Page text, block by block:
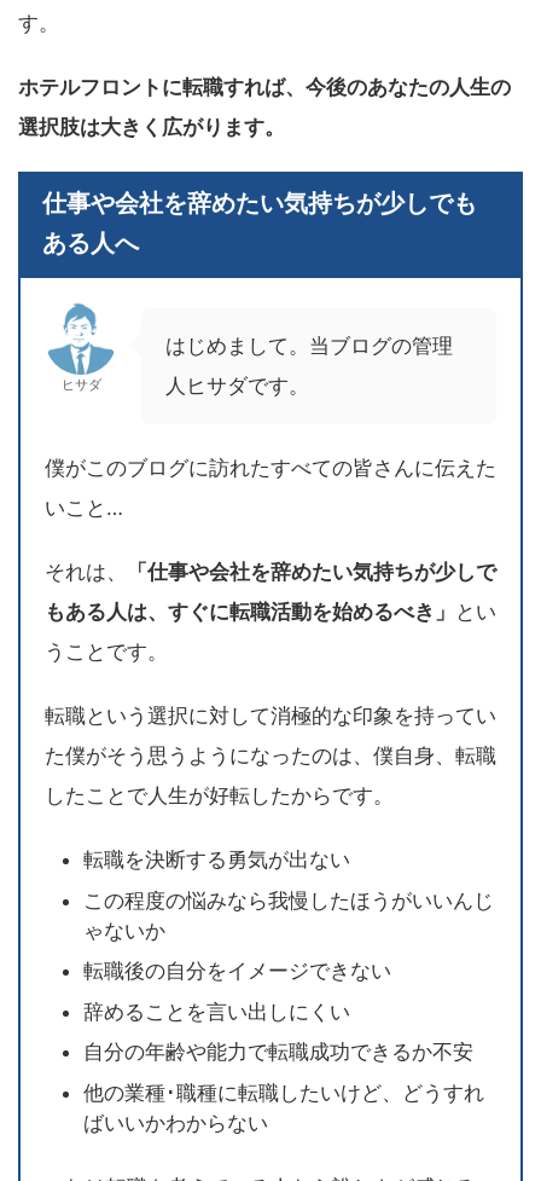
す。
ホテルフロントに転職すれば、今後のあなたの人生の
選択肢は大きく広がります。
仕事や会社を辞めたい気持ちが少しでも
ある人へ
ヒサダ
はじめまして。当ブログの管理
人ヒサダです。
僕がこのブログに訪れたすべての皆さんに伝えた
いこと…
それは、
「仕事や会社を辞めたい気持ちが少しで
もある人は、すぐに転職活動を始めるべき」 とい
うことです。
転職という選択に対して消極的な印象を持ってい
た僕がそう思うようになったのは、僕自身、転職
したことで人生が好転したからです。
転職を決断する勇気が出ない
この程度の悩みなら我慢したほうがいいんじ
ゃないか
転職後の自分をイメージできない
辞めることを言い出しにくい
自分の年齢や能力で転職成功できるか不安
他の業種･職種に転職したいけど、どうすれ
ばいいかわからない